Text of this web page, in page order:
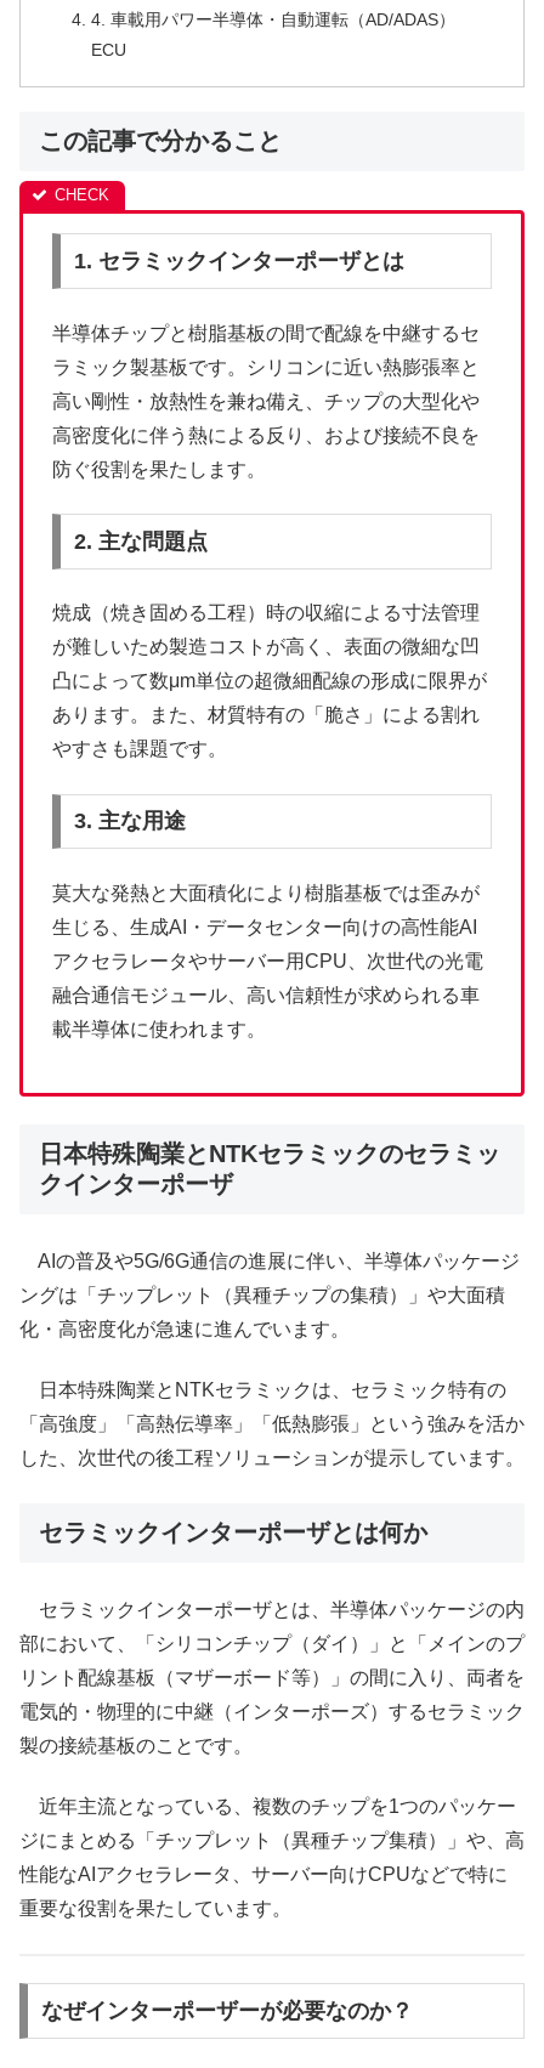
4. 車載用パワー半導体・自動運転（AD/ADAS）
ECU
この記事で分かること
1. セラミックインターポーザとは
半導体チップと樹脂基板の間で配線を中継するセ
ラミック製基板です。シリコンに近い熱膨張率と
高い剛性・放熱性を兼ね備え、チップの大型化や
高密度化に伴う熱による反り、および接続不良を
防ぐ役割を果たします。
2. 主な問題点
焼成（焼き固める工程）時の収縮による寸法管理
が難しいため製造コストが高く、表面の微細な凹
凸によって数μm単位の超微細配線の形成に限界が
あります。また、材質特有の「脆さ」による割れ
やすさも課題です。
3. 主な用途
莫大な発熱と大面積化により樹脂基板では歪みが
生じる、生成AI・データセンター向けの高性能AI
アクセラレータやサーバー用CPU、次世代の光電
融合通信モジュール、高い信頼性が求められる車
載半導体に使われます。
日本特殊陶業とNTKセラミックのセラミッ
クインターポーザ
AIの普及や5G/6G通信の進展に伴い、半導体パッケージ
ングは「チップレット（異種チップの集積）」や大面積
化・高密度化が急速に進んでいます。
日本特殊陶業とNTKセラミックは、セラミック特有の
「高強度」「高熱伝導率」「低熱膨張」という強みを活か
した、次世代の後工程ソリューションが提示しています。
セラミックインターポーザとは何か
セラミックインターポーザとは、半導体パッケージの内
部において、「シリコンチップ（ダイ）」と「メインのプ
リント配線基板（マザーボード等）」の間に入り、両者を
電気的・物理的に中継（インターポーズ）するセラミック
製の接続基板のことです。
近年主流となっている、複数のチップを1つのパッケー
ジにまとめる「チップレット（異種チップ集積）」や、高
性能なAIアクセラレータ、サーバー向けCPUなどで特に
重要な役割を果たしています。
なぜインターポーザーが必要なのか？